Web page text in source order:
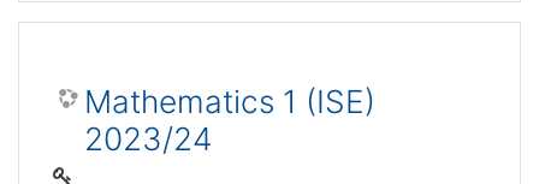
Mathematics 1 (ISE)
2023/24